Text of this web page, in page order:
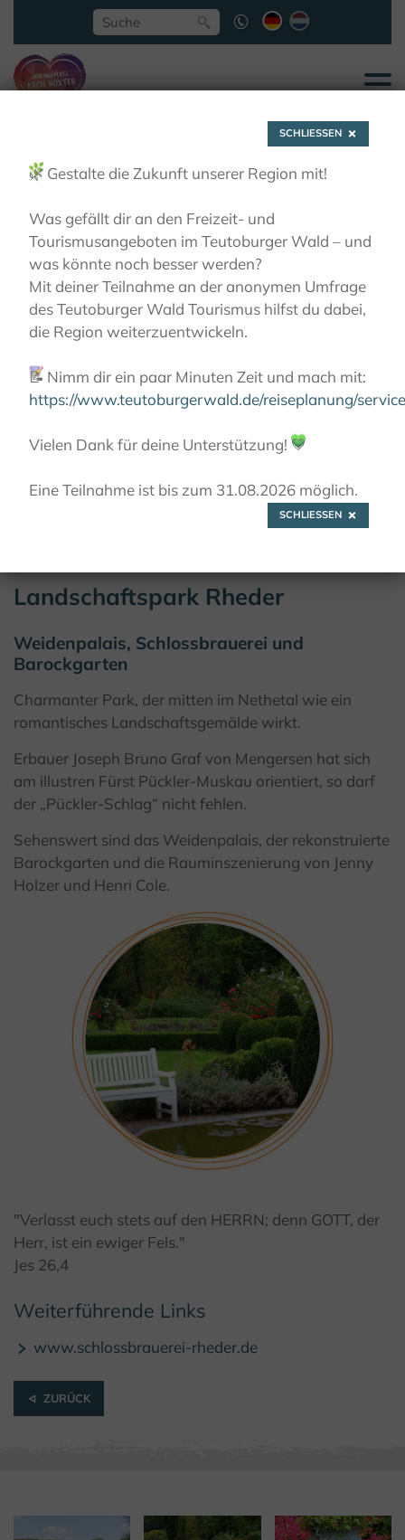
Landschaftspark
Rheder
AKTIVITÄTEN RADFAHREN
KLOSTER-GARTEN-
KLÖSTER UND IHRE GÄRTEN
LANDSCHAFTSPARK RHEDER
Landschaftspark Rheder
Weidenpalais, Schlossbrauerei und
Barockgarten
Charmanter Park, der mitten im Nethetal wie ein
romantisches Landschaftsgemälde wirkt.
Erbauer Joseph Bruno Graf von Mengersen hat sich
am illustren Fürst Pückler-Muskau orientiert, so darf
der „Pückler-Schlag“ nicht fehlen.
Sehenswert sind das Weidenpalais, der rekonstruierte
Barockgarten und die Rauminszenierung von Jenny
Holzer und Henri Cole.
© Kulturland Kreis Höxter / K. Krajewski
"Verlasst euch stets auf den HERRN; denn GOTT, der
Herr, ist ein ewiger Fels."
Jes 26,4
Weiterführende Links
www.schlossbrauerei-rheder.de
ZURÜCK
SCHLIESSEN
🌿 Gestalte die Zukunft unserer Region mit!
Was gefällt dir an den Freizeit- und
Tourismusangeboten im Teutoburger Wald – und
was könnte noch besser werden?
Mit deiner Teilnahme an der anonymen Umfrage
des Teutoburger Wald Tourismus hilfst du dabei,
die Region weiterzuentwickeln.
📝 Nimm dir ein paar Minuten Zeit und mach mit:
https://www.teutoburgerwald.de/reiseplanung/
Vielen Dank für deine Unterstützung! 💚
Eine Teilnahme ist bis zum 31.08.2026 möglich.
SCHLIESSEN